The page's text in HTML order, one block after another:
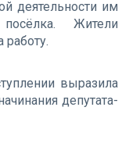
деятельности им
Жители
работу.
выразила
депутата-